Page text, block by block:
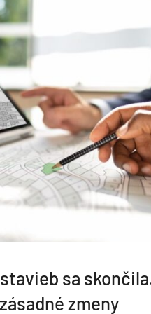
Interiérový dizajn
Inžinierske siete
Stavebná technika
Bonusy Klubu ASB
sa
zmeny